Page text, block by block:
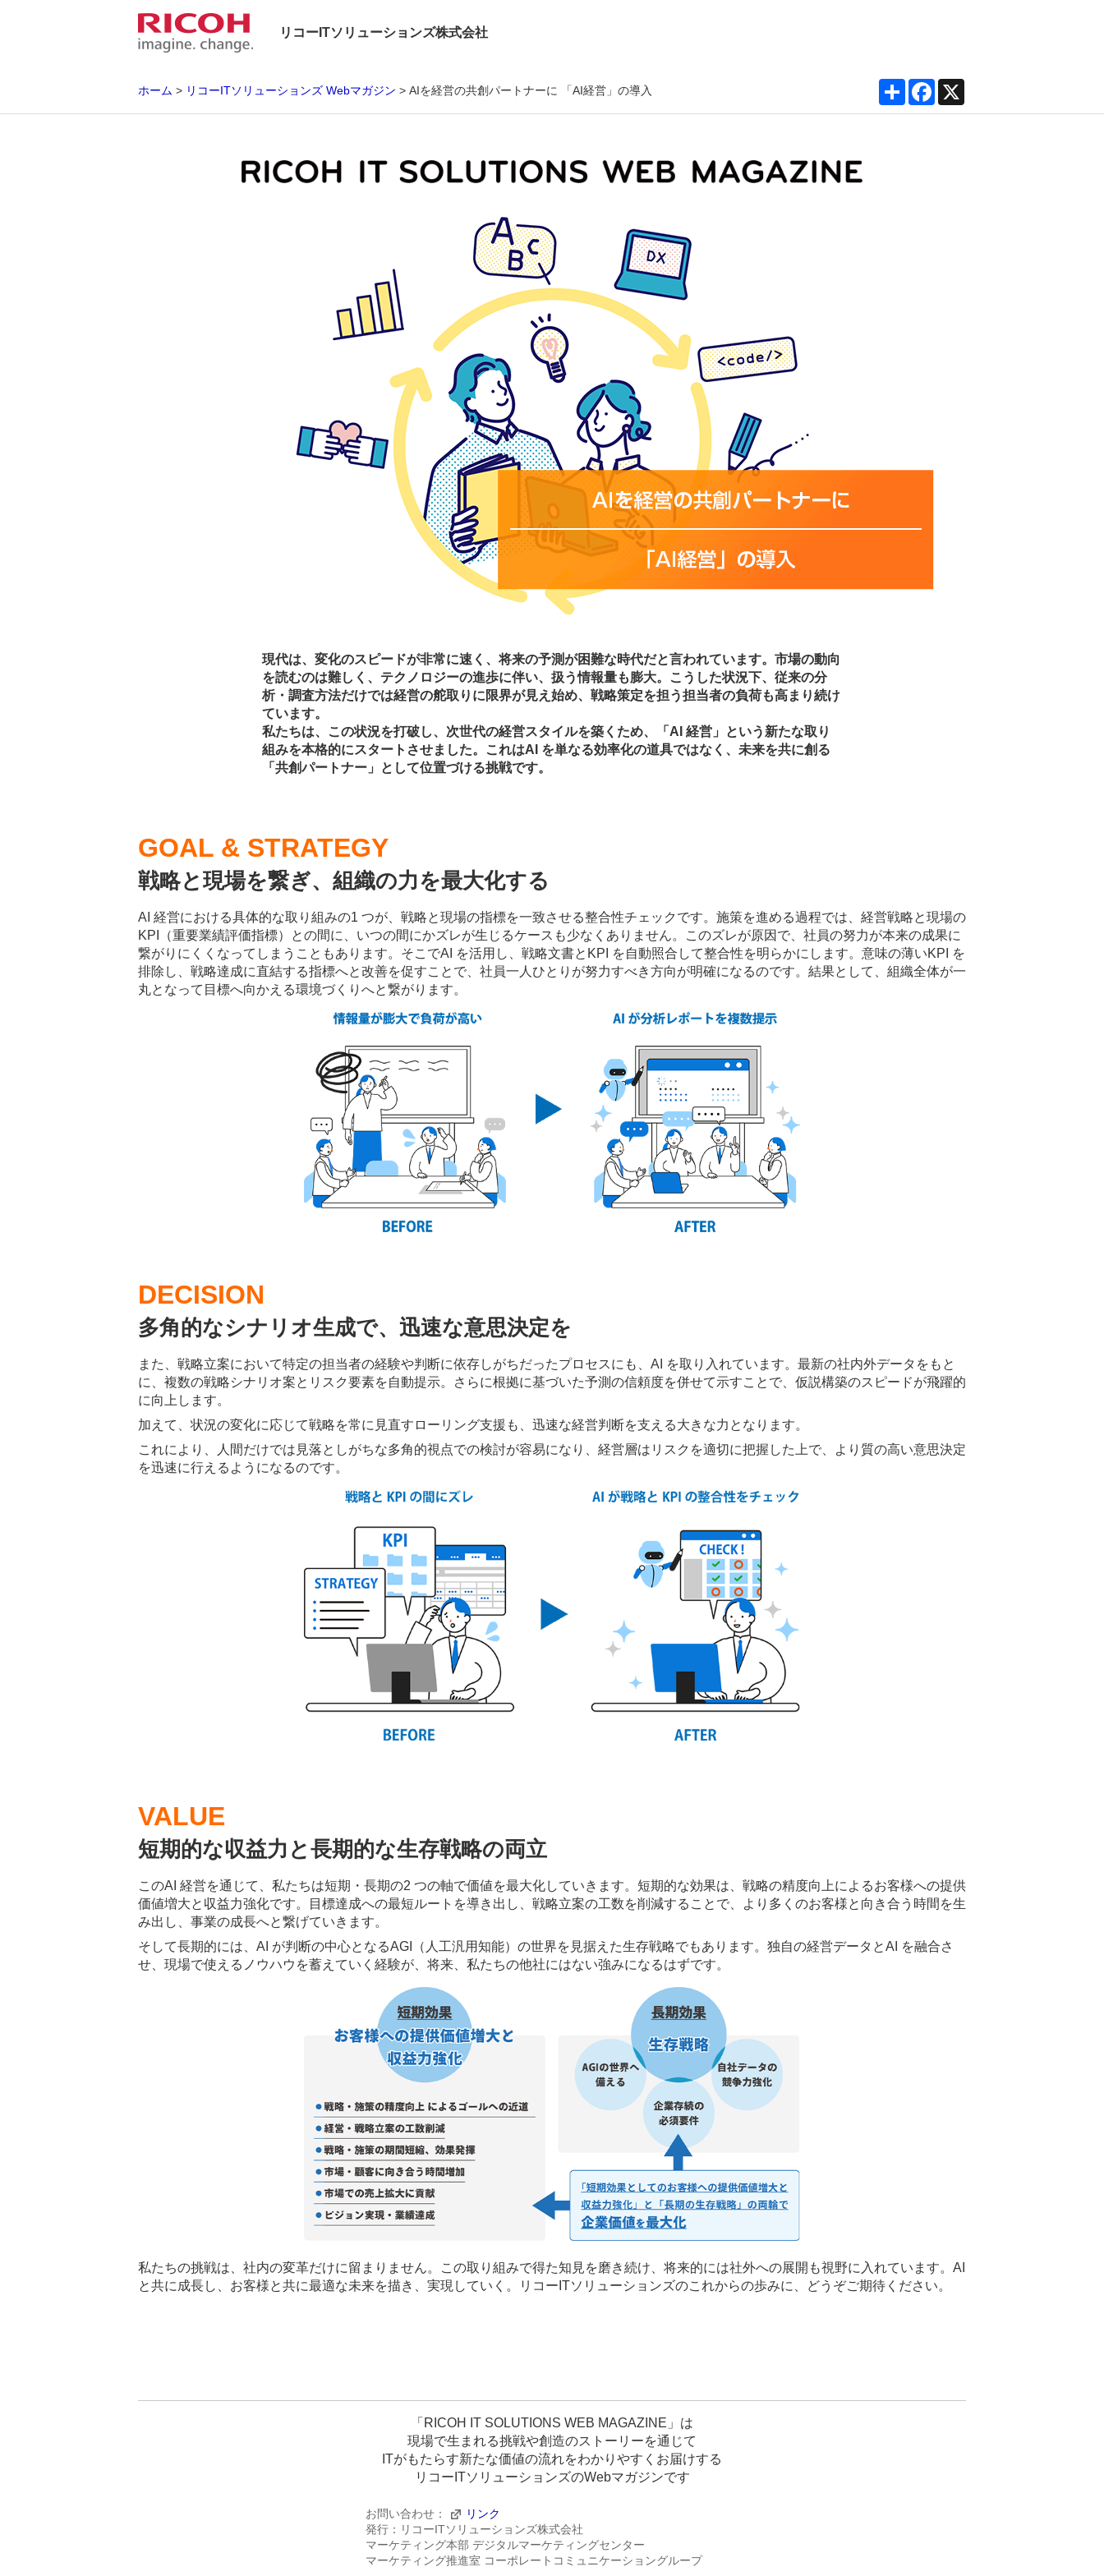
リコーITソリューションズ株式会社
ホーム リコーITソリューションズ Webマガジン AIを経営の共創パートナーに 「AI経営」の導入 ShareFacebook
現代は、変化のスピードが非常に速く、将来の予測が困難な時代だと言われています。市場の動向
を読むのは難しく、テクノロジーの進歩に伴い、扱う情報量も膨大。こうした状況下、従来の分
析・調査方法だけでは経営の舵取りに限界が見え始め、戦略策定を担う担当者の負荷も高まり続け
ています。
私たちは、この状況を打破し、次世代の経営スタイルを築くため、「AI 経営」という新たな取り
組みを本格的にスタートさせました。これはAI を単なる効率化の道具ではなく、未来を共に創る
「共創パートナー」として位置づける挑戦です。
GOAL & STRATEGY
戦略と現場を繋ぎ、 組織の力を最大化する
AI 経営における具体的な取り組みの1 つが、戦略と現場の指標を一致させる整合性チェックです。施策を進める過程では、経営戦略と現場の
KPI（重要業績評価指標）との間に、いつの間にかズレが生じるケースも少なくありません。このズレが原因で、社員の努力が本来の成果に
繋がりにくくなってしまうこともあります。そこでAI を活用し、戦略文書とKPI を自動照合して整合性を明らかにします。意味の薄いKPI を
排除し、戦略達成に直結する指標へと改善を促すことで、社員一人ひとりが努力すべき方向が明確になるのです。結果として、組織全体が一
丸となって目標へ向かえる環境づくりへと繋がります。
DECISION
多角的なシナリオ生成で、 迅速な意思決定を
また、戦略立案において特定の担当者の経験や判断に依存しがちだったプロセスにも、AI を取り入れています。最新の社内外データをもと
に、複数の戦略シナリオ案とリスク要素を自動提示。さらに根拠に基づいた予測の信頼度を併せて示すことで、仮説構築のスピードが飛躍的
に向上します。
加えて、状況の変化に応じて戦略を常に見直すローリング支援も、迅速な経営判断を支える大きな力となります。
これにより、人間だけでは見落としがちな多角的視点での検討が容易になり、経営層はリスクを適切に把握した上で、より質の高い意思決定
を迅速に行えるようになるのです。
VALUE
短期的な収益力と長期的な生存戦略の両立
このAI 経営を通じて、私たちは短期・長期の2 つの軸で価値を最大化していきます。短期的な効果は、戦略の精度向上によるお客様への提供
価値増大と収益力強化です。目標達成への最短ルートを導き出し、戦略立案の工数を削減することで、より多くのお客様と向き合う時間を生
み出し、事業の成長へと繋げていきます。
そして長期的には、AI が判断の中心となるAGI（人工汎用知能）の世界を見据えた生存戦略でもあります。独自の経営データとAI を融合さ
せ、現場で使えるノウハウを蓄えていく経験が、将来、私たちの他社にはない強みになるはずです。
私たちの挑戦は、社内の変革だけに留まりません。この取り組みで得た知見を磨き続け、将来的には社外への展開も視野に入れています。AI
と共に成長し、お客様と共に最適な未来を描き、実現していく。リコーITソリューションズのこれからの歩みに、どうぞご期待ください。
「RICOH IT SOLUTIONS WEB MAGAZINE」は
現場で生まれる挑戦や創造のストーリーを通じて
ITがもたらす新たな価値の流れをわかりやすくお届けする
リコーITソリューションズのWebマガジンです
お問い合わせ：
リンク
発行：リコーITソリューションズ株式会社
マーケティング本部 デジタルマーケティングセンター
マーケティング推進室 コーポレートコミュニケーショングループ